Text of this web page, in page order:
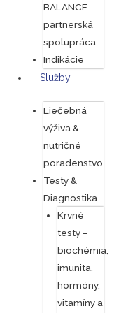
BALANCE
partnerská
spolupráca
Indikácie
Služby
Liečebná
výživa &
nutričné
poradenstvo
Testy &
Diagnostika
Krvné
testy –
biochémia,
imunita,
hormóny,
vitamíny a